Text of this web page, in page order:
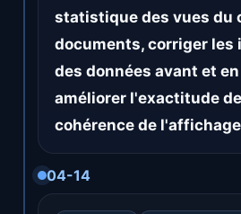
statistique des vues du
documents, corriger les
des données avant et
améliorer l'exactitude
cohérence de
04-14